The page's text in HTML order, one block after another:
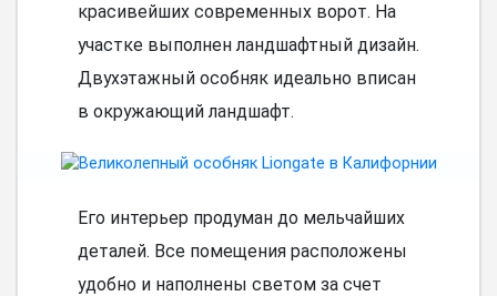
красивейших современных ворот. На
участке выполнен ландшафтный дизайн.
Двухэтажный особняк идеально вписан
в окружающий ландшафт.
Его интерьер продуман до мельчайших
деталей. Все помещения расположены
удобно и наполнены светом за счет